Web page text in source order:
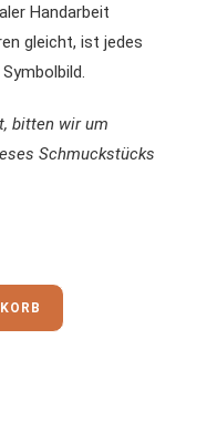
Handarbeit
gleicht, ist jedes
bitten wir um
Schmuckstücks